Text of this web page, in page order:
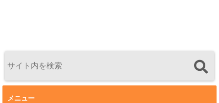
メニュー